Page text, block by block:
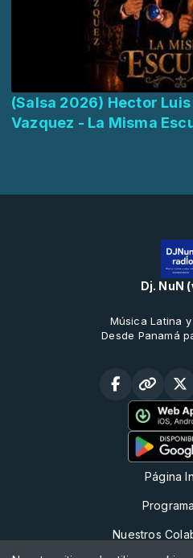
(Salsa 2026) Hector
Vazquez - La Misma
Dj. NuN
Música Latina y
Desde Panamá
Página
Nuestros